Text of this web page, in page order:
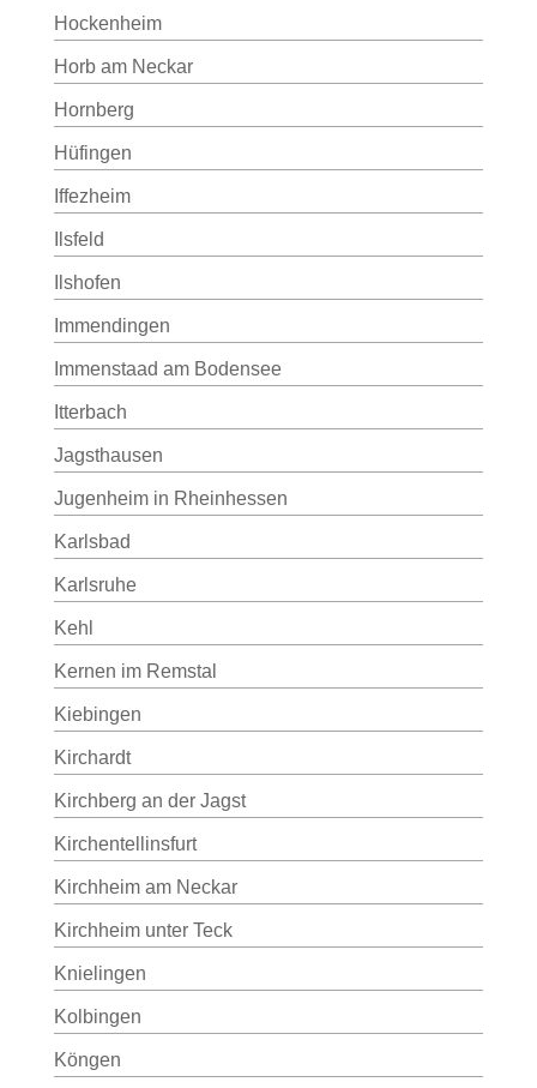
Hockenheim
Horb am Neckar
Hornberg
Hüfingen
Iffezheim
Ilsfeld
Ilshofen
Immendingen
Immenstaad am Bodensee
Itterbach
Jagsthausen
Jugenheim in Rheinhessen
Karlsbad
Karlsruhe
Kehl
Kernen im Remstal
Kiebingen
Kirchardt
Kirchberg an der Jagst
Kirchentellinsfurt
Kirchheim am Neckar
Kirchheim unter Teck
Knielingen
Kolbingen
Köngen